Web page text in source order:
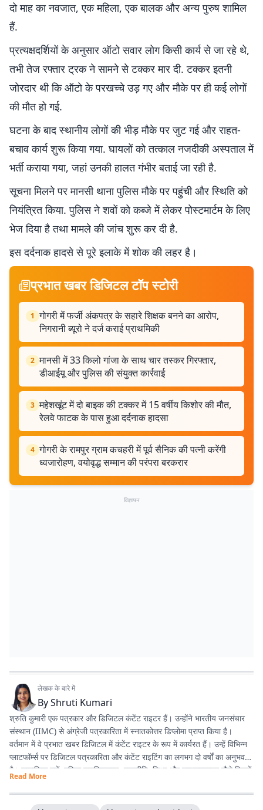
दो माह का नवजात, एक महिला, एक बालक और अन्य पुरुष शामिल
हैं.
प्रत्यक्षदर्शियों के अनुसार ऑटो सवार लोग किसी कार्य से जा रहे थे,
तभी तेज रफ्तार ट्रक ने सामने से टक्कर मार दी. टक्कर इतनी
जोरदार थी कि ऑटो के परखच्चे उड़ गए और मौके पर ही कई लोगों
की मौत हो गई.
घटना के बाद स्थानीय लोगों की भीड़ मौके पर जुट गई और राहत-
बचाव कार्य शुरू किया गया. घायलों को तत्काल नजदीकी अस्पताल में
भर्ती कराया गया, जहां उनकी हालत गंभीर बताई जा रही है.
सूचना मिलने पर मानसी थाना पुलिस मौके पर पहुंची और स्थिति को
नियंत्रित किया. पुलिस ने शवों को कब्जे में लेकर पोस्टमार्टम के लिए
भेज दिया है तथा मामले की जांच शुरू कर दी है.
इस दर्दनाक हादसे से पूरे इलाके में शोक की लहर है।
प्रभात खबर डिजिटल टॉप स्टोरी
1 गोगरी में फर्जी अंकपत्र के सहारे शिक्षक बनने का आरोप,
निगरानी ब्यूरो ने दर्ज कराई प्राथमिकी
2 मानसी में 33 किलो गांजा के साथ चार तस्कर गिरफ्तार,
डीआईयू और पुलिस की संयुक्त कार्रवाई
3 महेशखूंट में दो बाइक की टक्कर में 15 वर्षीय किशोर की मौत,
रेलवे फाटक के पास हुआ दर्दनाक हादसा
4 गोगरी के रामपुर ग्राम कचहरी में पूर्व सैनिक की पत्नी करेंगी
ध्वजारोहण, वयोवृद्ध सम्मान की परंपरा बरकरार
विज्ञापन
लेखक के बारे में
ByShruti Kumari
श्रुति कुमारी एक पत्रकार और डिजिटल कंटेंट राइटर हैं। उन्होंने भारतीय जनसंचार
संस्थान (IIMC) से अंग्रेजी पत्रकारिता में स्नातकोत्तर डिप्लोमा प्राप्त किया है।
वर्तमान में वे प्रभात खबर डिजिटल में कंटेंट राइटर के रूप में कार्यरत हैं। उन्हें विभिन्न
प्लाटफॉर्म्स पर डिजिटल पत्रकारिता और कंटेंट राइटिंग का लगभग दो वर्षों का अनुभव
है। सामाजिक मुद्दों, महिला सशक्तिकरण, राजनीति, शिक्षा और लाइफस्टाइल जैसे विषयों
पर लिखना उनकी विशेष रुचि का क्षेत्र है। इसके अलावा वे डिजिटल प्लेटफॉर्म के लिए
स्क्रिप्ट राइटिंग करती हैं तथा हिंदी कविता और अंगिका भाषा में लेखन का भी शौक
Read More